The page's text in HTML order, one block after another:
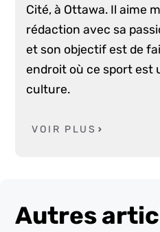
Cité, à Ottawa. Il aime
rédaction avec sa
et son objectif est de
endroit où ce sport est
culture.
VOIR PLUS
Autres